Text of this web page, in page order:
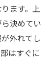
ます。上
決めてい
外れてし
はすぐに